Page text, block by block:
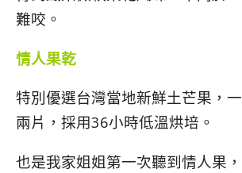
難咬。
情人果乾
特別優選台灣當地新鮮土芒果，
兩片，採用36小時低溫烘培。
也是我家姐姐第一次聽到情人果